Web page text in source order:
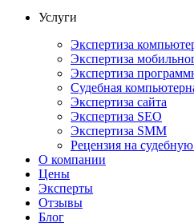
Услуги
Экспертиза
Экспертиза
Экспертиза
Судебная
Экспертиза сайта
Экспертиза SEO
Экспертиза SMM
Рецензия на
О компании
Цены
Эксперты
Отзывы
Блог